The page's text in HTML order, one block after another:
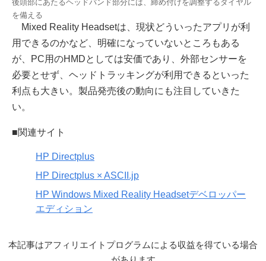
後頭部にあたるヘッドバンド部分には、締め付けを調整するダイヤル
を備える
Mixed Reality Headsetは、現状どういったアプリが利
用できるのかなど、明確になっていないところもある
が、PC用のHMDとしては安価であり、外部センサーを
必要とせず、ヘッドトラッキングが利用できるといった
利点も大きい。製品発売後の動向にも注目していきた
い。
■関連サイト
HP Directplus
HP Directplus × ASCII.jp
HP Windows Mixed Reality Headsetデベロッパー
エディション
本記事はアフィリエイトプログラムによる収益を得ている場合